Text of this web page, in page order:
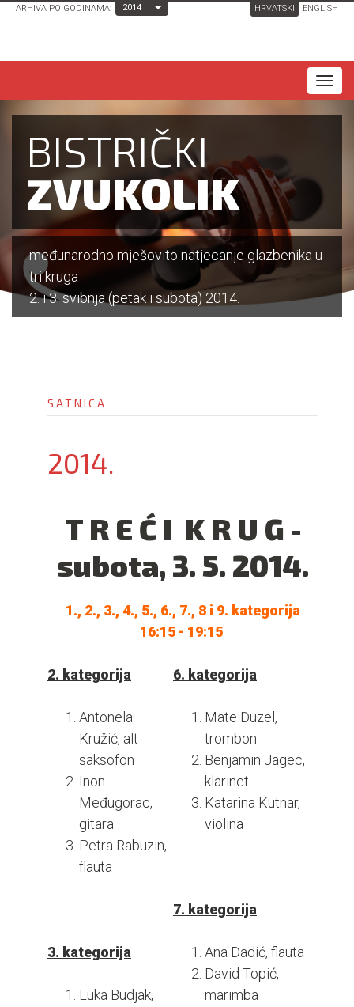
ARHIVA PO GODINAMA: 2014 Toggle Dropdown HRVATSKI ENGLISH
T
a
g
a
BISTRIČKI
ZVUKOLIK
međunarodno mješovito natjecanje glazbenika u
tri kruga
2. i 3. svibnja (petak i subota) 2014.
SATNICA
2014.
T R E Ć I K R U G -
subota, 3. 5. 2014.
1., 2., 3., 4., 5., 6., 7., 8 i 9. kategorija
16:15 - 19:15
2. kategorija
Antonela
Kružić, alt
saksofon
Inon
Međugorac,
gitara
Petra Rabuzin,
flauta
3. kategorija
Luka Budjak,
6. kategorija
Mate Đuzel,
trombon
Benjamin Jagec,
klarinet
Katarina Kutnar,
violina
7. kategorija
Ana Dadić, flauta
David Topić,
marimba